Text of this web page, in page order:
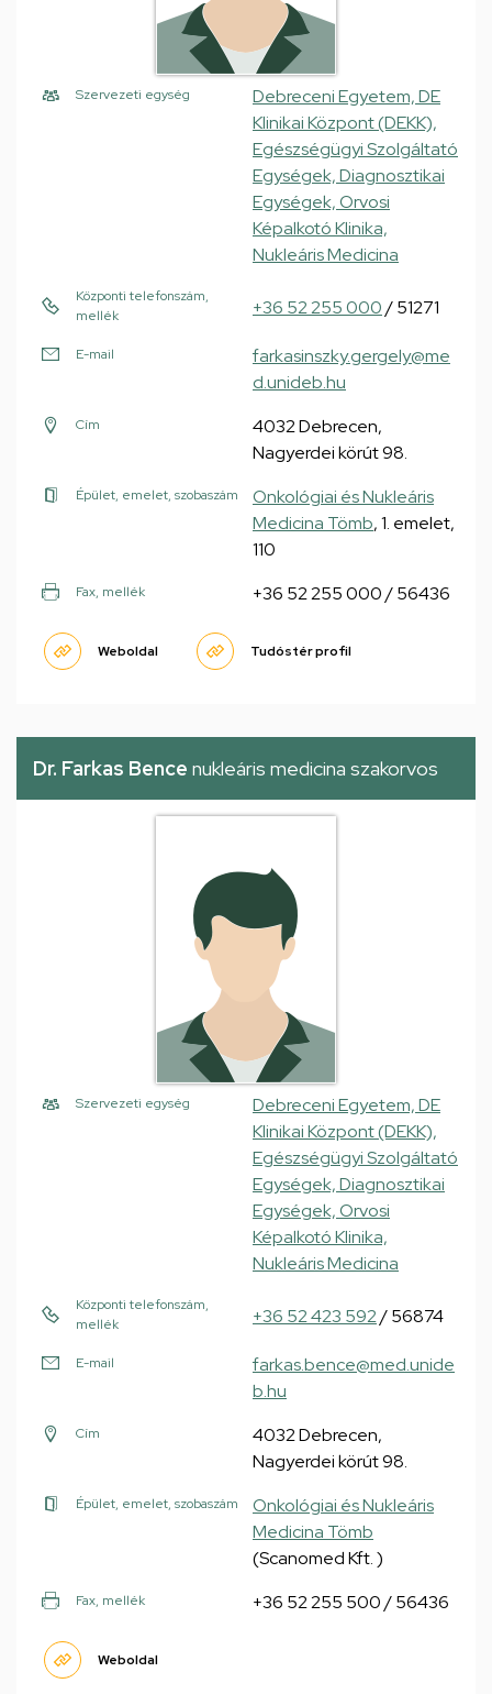
Szervezeti egység
Debreceni Egyetem, DE
Klinikai Központ (DEKK),
Egészségügyi Szolgáltató
Egységek, Diagnosztikai
Egységek, Orvosi
Képalkotó Klinika,
Nukleáris Medicina
Központi telefonszám,
mellék
+36 52 255 000/ 51271
E-mail
farkasinszky.gergely@me
d.unideb.hu
Cím
4032 Debrecen,
Nagyerdei körút 98.
Épület, emelet, szobaszám
Onkológiai és Nukleáris
Medicina Tömb, 1. emelet,
110
Fax, mellék +36 52 255 000 / 56436
Weboldal Tudóstér profil
Dr. Farkas Bence nukleáris medicina szakorvos
Szervezeti egység
Debreceni Egyetem, DE
Klinikai Központ (DEKK),
Egészségügyi Szolgáltató
Egységek, Diagnosztikai
Egységek, Orvosi
Képalkotó Klinika,
Nukleáris Medicina
Központi telefonszám,
mellék
+36 52 423 592/ 56874
E-mail
farkas.bence@med.unide
b.hu
Cím
4032 Debrecen,
Nagyerdei körút 98.
Épület, emelet, szobaszám
Onkológiai és Nukleáris
Medicina Tömb
(Scanomed Kft. )
Fax, mellék +36 52 255 500 / 56436
Weboldal